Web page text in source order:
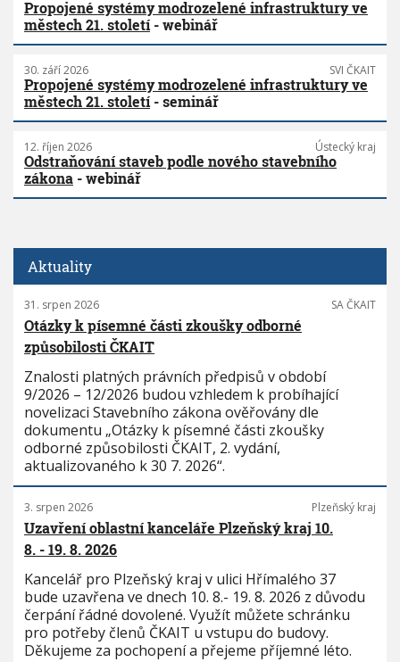
Propojené systémy modrozelené infrastruktury ve
městech 21. století- webinář
30. září 2026 SVI ČKAIT
Propojené systémy modrozelené infrastruktury ve
městech 21. století- seminář
12. říjen 2026 Ústecký kraj
Odstraňování staveb podle nového stavebního
zákona - webinář
Aktuality
31. srpen 2026 SA ČKAIT
Otázky k písemné části zkoušky odborné
způsobilosti ČKAIT
Znalosti platných právních předpisů v období
9/2026 – 12/2026 budou vzhledem k probíhající
novelizaci Stavebního zákona ověřovány dle
dokumentu „Otázky k písemné části zkoušky
odborné způsobilosti ČKAIT, 2. vydání,
aktualizovaného k 30 7. 2026“.
3. srpen 2026 Plzeňský kraj
Uzavření oblastní kanceláře Plzeňský kraj 10.
8. - 19. 8. 2026
Kancelář pro Plzeňský kraj v ulici Hřímalého 37
bude uzavřena ve dnech 10. 8.- 19. 8. 2026 z důvodu
čerpání řádné dovolené. Využít můžete schránku
pro potřeby členů ČKAIT u vstupu do budovy.
Děkujeme za pochopení a přejeme příjemné léto.